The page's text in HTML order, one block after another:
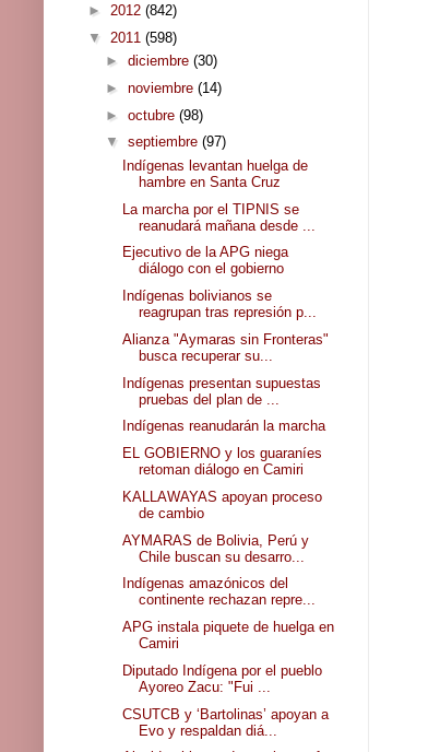
► 2012 (842)
▼ 2011 (598)
► diciembre (30)
► noviembre (14)
► octubre (98)
▼ septiembre (97)
Indígenas levantan huelga de
hambre en Santa Cruz
La marcha por el TIPNIS se
reanudará mañana desde ...
Ejecutivo de la APG niega
diálogo con el gobierno
Indígenas bolivianos se
reagrupan tras represión p...
Alianza "Aymaras sin Fronteras"
busca recuperar su...
Indígenas presentan supuestas
pruebas del plan de ...
Indígenas reanudarán la marcha
EL GOBIERNO y los guaraníes
retoman diálogo en Camiri
KALLAWAYAS apoyan proceso
de cambio
AYMARAS de Bolivia, Perú y
Chile buscan su desarro...
Indígenas amazónicos del
continente rechazan repre...
APG instala piquete de huelga en
Camiri
Diputado Indígena por el pueblo
Ayoreo Zacu: "Fui ...
CSUTCB y ‘Bartolinas’ apoyan a
Evo y respaldan diá...